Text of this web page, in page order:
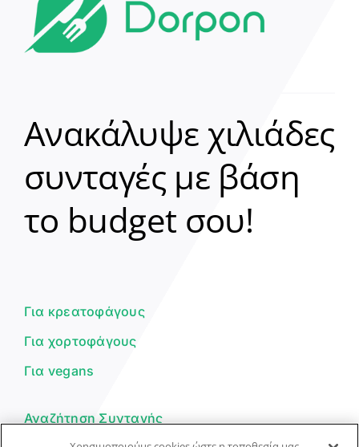
Ανακάλυψε χιλιάδες
συνταγές με βάση
το budget σου!
Για κρεατοφάγους
Για χορτοφάγους
Για vegans
Αναζήτηση Συνταγής